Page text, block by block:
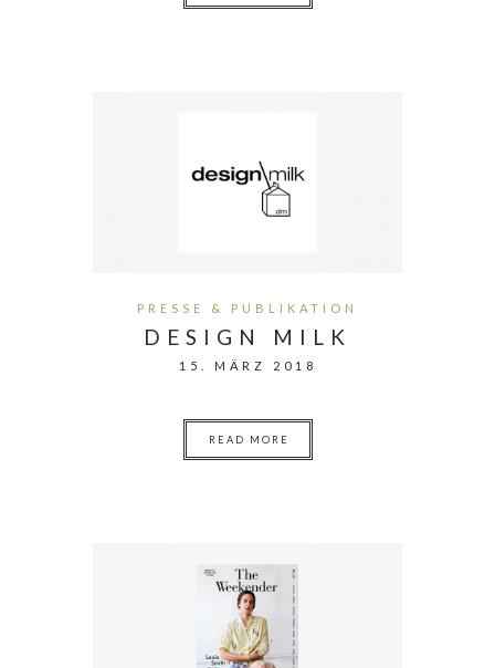
PRESSE & PUBLIKATION
DESIGN MILK
15. MÄRZ 2018
READ MORE